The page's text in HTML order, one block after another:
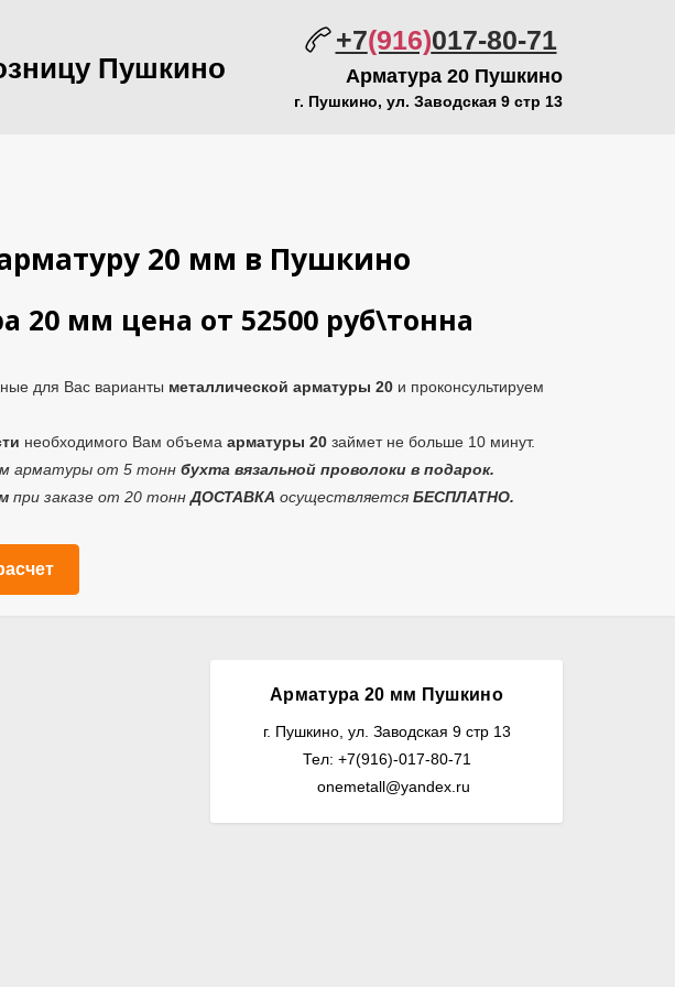
Пушкино
+7(916)017-80-71
Арматура 20 Пушкино
г. Пушкино, ул. Заводская 9 стр 13
20 мм в Пушкино
20 мм цена от 52500 руб\тонна
для Вас варианты металлической арматуры 20и проконсультируем
необходимого Вам объема арматуры 20займет не больше 10 минут.
арматуры от 5 тонн бухта вязальной проволоки в подарок.
при заказе от 20 тоннДОСТАВКА осуществляется БЕСПЛАТНО.
Арматура 20 мм Пушкино
г. Пушкино, ул. Заводская 9 стр 13
Тел: +7(916)-017-80-71
onemetall@yandex.ru